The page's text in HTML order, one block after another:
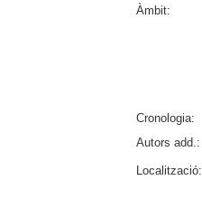
Àmbit:
Cronologia:
Autors add.:
Localització: